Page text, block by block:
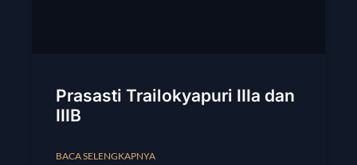
Prasasti Trailokyapuri IIIa dan
IIIB
BACA SELENGKAPNYA